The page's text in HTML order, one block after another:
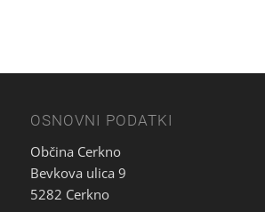
OSNOVNI PODATKI
Občina Cerkno
Bevkova ulica 9
5282 Cerkno